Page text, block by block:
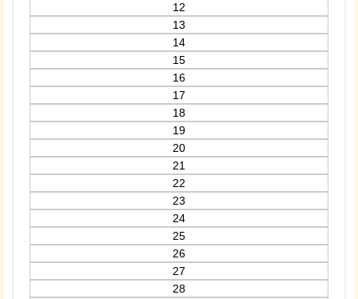
12
13
14
15
16
17
18
19
20
21
22
23
24
25
26
27
28